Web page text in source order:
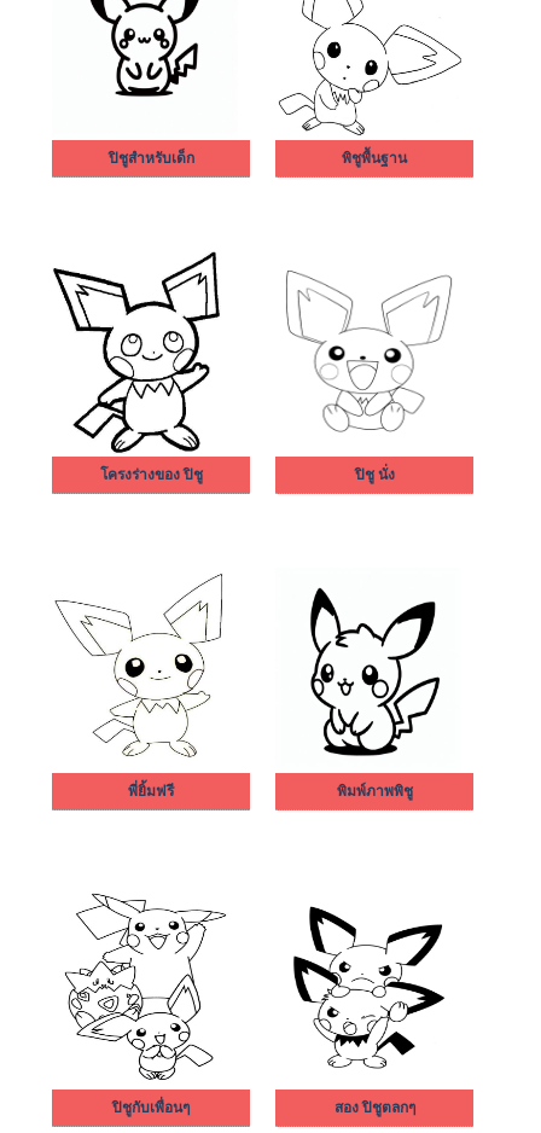
ปิชูสำหรับเด็ก พิชูพื้นฐาน
โครงร่างของ ปิชู ปิชู นั่ง
พี่ยิ้มฟรี พิมพ์ภาพพิชู
ปิชูกับเพื่อนๆ สอง ปิชูตลกๆ